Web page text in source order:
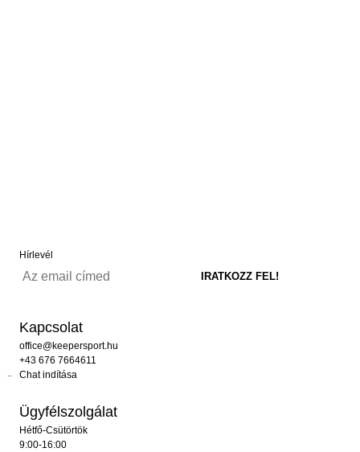
Hírlevél
Kapcsolat
office@keepersport.hu
+43 676 7664611
Chat indítása
Ügyfélszolgálat
Hétfő-Csütörtök
9:00-16:00